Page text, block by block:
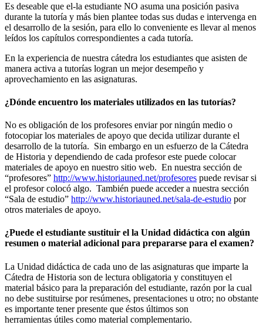
Es deseable que el-la estudiante NO asuma una posición pasiva
durante la tutoría y más bien plantee todas sus dudas e intervenga en
el desarrollo de la sesión, para ello lo conveniente es llevar al menos
leídos los capítulos correspondientes a cada tutoría.
En la experiencia de nuestra cátedra los estudiantes que asisten de
manera activa a tutorías logran un mejor desempeño y
aprovechamiento en las asignaturas.
¿Dónde encuentro los materiales utilizados en las tutorías?
No es obligación de los profesores enviar por ningún medio o
fotocopiar los materiales de apoyo que decida utilizar durante el
desarrollo de la tutoría. Sin embargo en un esfuerzo de la Cátedra
de Historia y dependiendo de cada profesor este puede colocar
materiales de apoyo en nuestro sitio web. En nuestra sección de
“profesores” http://www.historiauned.net/profesores puede revisar si
el profesor colocó algo. También puede acceder a nuestra sección
“Sala de estudio” http://www.historiauned.net/sala-de-estudio por
otros materiales de apoyo.
¿Puede el estudiante sustituir el la Unidad didáctica con algún
resumen o material adicional para prepararse para el examen?
La Unidad didáctica de cada uno de las asignaturas que imparte la
Cátedra de Historia son de lectura obligatoria y constituyen el
material básico para la preparación del estudiante, razón por la cual
no debe sustituirse por resúmenes, presentaciones u otro; no obstante
es importante tener presente que éstos últimos son
herramientas útiles como material complementario.